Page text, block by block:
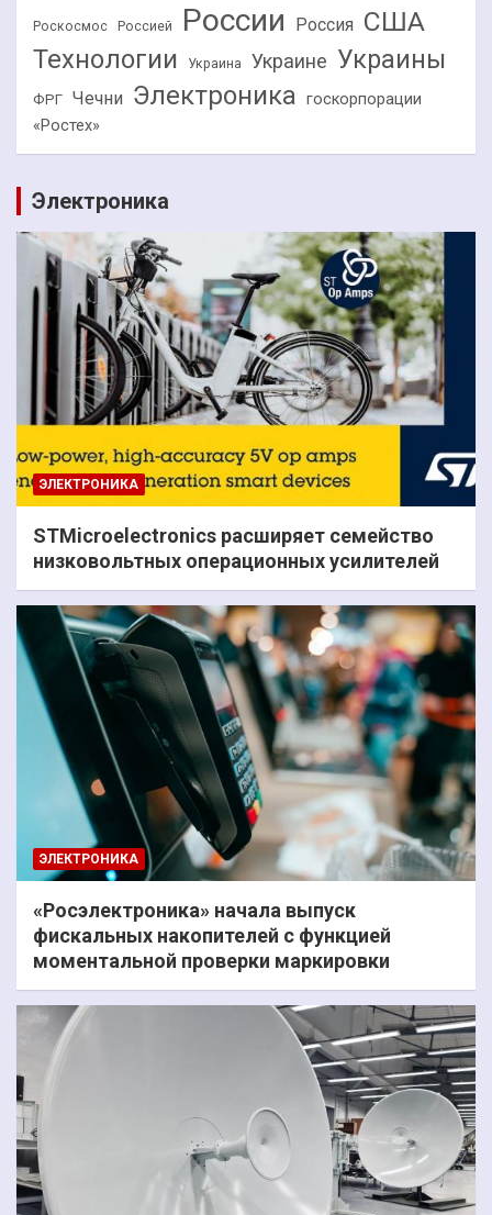
Роскосмос Россией России Россия США
Технологии Украина Украине Украины
ФРГ Чечни Электроника госкорпорации
«Ростех»
Электроника
ЭЛЕКТРОНИКА
STMicroelectronics расширяет семейство
низковольтных операционных усилителей
ЭЛЕКТРОНИКА
«Росэлектроника» начала выпуск
фискальных накопителей с функцией
моментальной проверки маркировки